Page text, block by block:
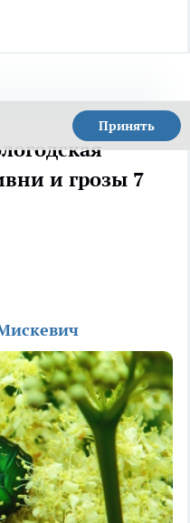
Принять
и грозы 7